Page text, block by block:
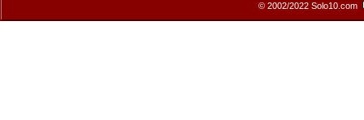
© 2002/2022 Solo10.com